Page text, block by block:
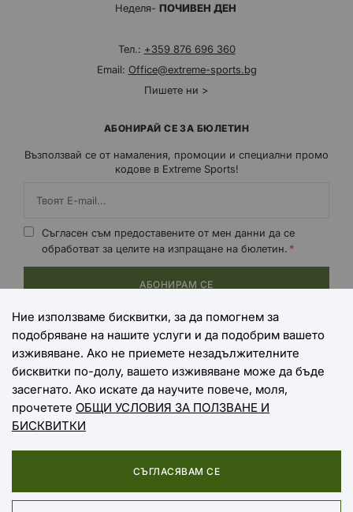
Неделя- ПОЧИВЕН ДЕН
Тел.: +359 876 696 360
Email: Office@extreme-sports.bg
Пишете ни >
АБОНИРАЙ СЕ ЗА БЮЛЕТИН
Възползвай се от намаления, промоции и специални промо
кодове в Extreme Sports!
Съгласен съм предоставените от мен данни да се
обработват за целите на изпращане на бюлетин.
АБОНИРАМ СЕ
НАЧИНИ НА ПЛАЩАНЕ
НАЧИНИ НА ДОСТАВКА
Copyright © 2025 EXTREME SPORTS
Ние използваме бисквитки, за да помогнем за
подобряване на нашите услуги и да подобрим вашето
изживяване. Ако не приемете незадължителните
бисквитки по-долу, вашето изживяване може да бъде
засегнато. Ако искате да научите повече, моля,
прочетете ОБЩИ УСЛОВИЯ ЗА ПОЛЗВАНЕ И
БИСКВИТКИ
СЪГЛАСЯВАМ СЕ